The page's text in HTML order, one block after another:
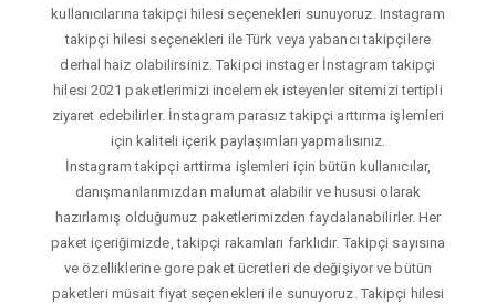
kullanıcılarına takipçi hilesi seçenekleri sunuyoruz. Instagram
takipçi hilesi seçenekleri ile Türk veya yabancı takipçilere
derhal haiz olabilirsiniz. Takipci instager İnstagram takipçi
hilesi 2021 paketlerimizi incelemek isteyenler sitemizi tertipli
ziyaret edebilirler. İnstagram parasız takipçi arttırma işlemleri
için kaliteli içerik paylaşımları yapmalısınız.
İnstagram takipçi arttirma işlemleri için bütün kullanıcılar,
danışmanlarımızdan malumat alabilir ve hususi olarak
hazırlamış olduğumuz paketlerimizden faydalanabilirler. Her
paket içeriğimizde, takipçi rakamları farklıdır. Takipçi sayısına
ve özelliklerine gore paket ücretleri de değişiyor ve bütün
paketleri müsait fiyat seçenekleri ile sunuyoruz. Takipçi hilesi